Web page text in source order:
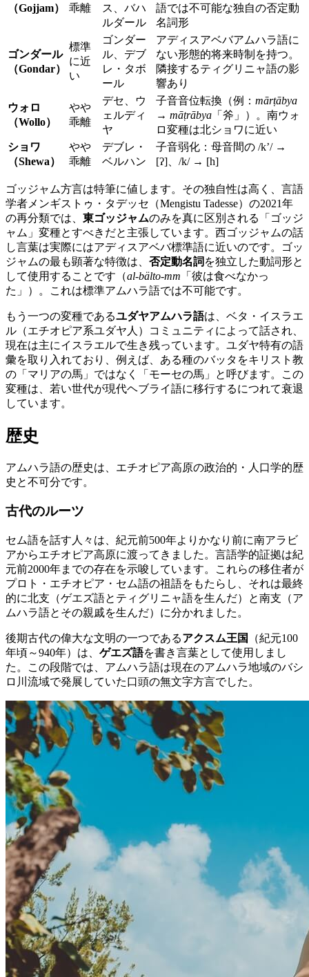
（Gojjam）
乖離
ス、バハ
ルダール
語では不可能な独自の否定動
名詞形
ゴンダール
（Gondar）
標準
に近
い
ゴンダー
ル、デブ
レ・タボ
ール
アディスアベバアムハラ語に
ない形態的将来時制を持つ。
隣接するティグリニャ語の影
響あり
ウォロ
（Wollo）
やや
乖離
デセ、ウ
ェルディ
ヤ
子音音位転換（例： mārṭābya
→ māṭrābya 「斧」）。南ウォ
ロ変種は北ショワに近い
ショワ
（Shewa）
やや
乖離
デブレ・
ベルハン
子音弱化：母音間の /kʼ/ →
[ʔ]、/k/ → [h]
ゴッジャム方言は特筆に値します。その独自性は高く、言語
学者メンギストゥ・タデッセ（Mengistu Tadesse）の2021年
の再分類では、 東ゴッジャムのみを真に区別される「ゴッジ
ャム」変種とすべきだと主張しています。西ゴッジャムの話
し言葉は実際にはアディスアベバ標準語に近いのです。ゴッ
ジャムの最も顕著な特徴は、 否定動名詞 を独立した動詞形と
して使用することです（al-bälto-mm 「彼は食べなかっ
た」）。これは標準アムハラ語では不可能です。
もう一つの変種であるユダヤアムハラ語は、ベタ・イスラエ
ル（エチオピア系ユダヤ人）コミュニティによって話され、
現在は主にイスラエルで生き残っています。ユダヤ特有の語
彙を取り入れており、例えば、ある種のバッタをキリスト教
の「マリアの馬」ではなく「モーセの馬」と呼びます。この
変種は、若い世代が現代ヘブライ語に移行するにつれて衰退
しています。
歴史
アムハラ語の歴史は、エチオピア高原の政治的・人口学的歴
史と不可分です。
古代のルーツ
セム語を話す人々は、紀元前500年よりかなり前に南アラビ
アからエチオピア高原に渡ってきました。言語学的証拠は紀
元前2000年までの存在を示唆しています。これらの移住者が
プロト・エチオピア・セム語の祖語をもたらし、それは最終
的に北支（ゲエズ語とティグリニャ語を生んだ）と南支（ア
ムハラ語とその親戚を生んだ）に分かれました。
後期古代の偉大な文明の一つであるアクスム王国
（紀元100
年頃～940年）は、 ゲエズ語を書き言葉として使用しまし
た。この段階では、アムハラ語は現在のアムハラ地域のバシ
ロ川流域で発展していた口頭の無文字方言でした。